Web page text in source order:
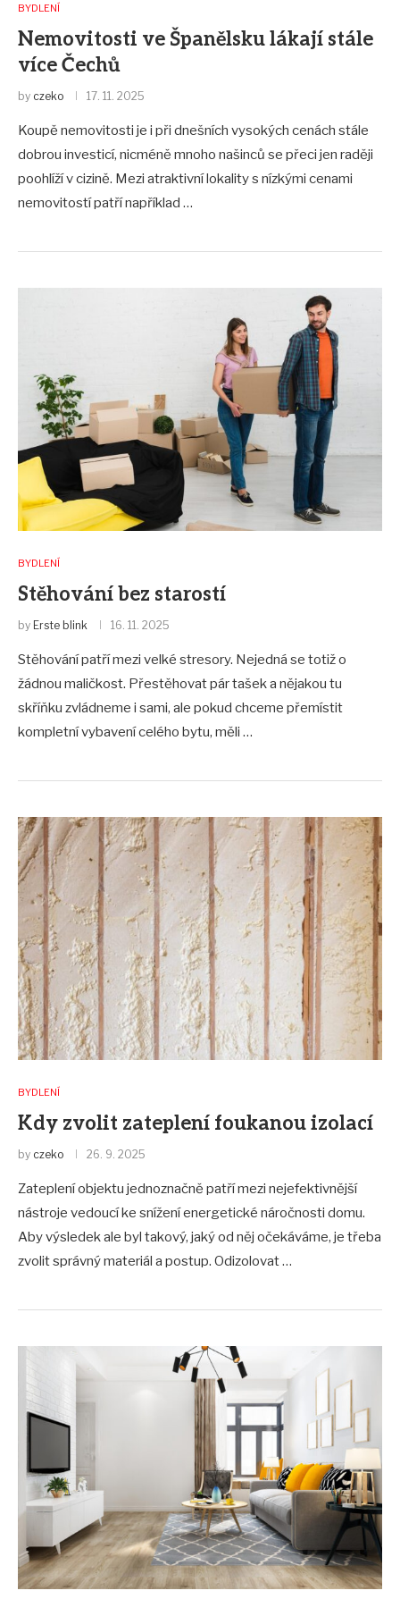
BYDLENÍ
Nemovitosti ve Španělsku lákají stále
více Čechů
by czeko 17. 11. 2025
Koupě nemovitosti je i při dnešních vysokých cenách stále
dobrou investicí, nicméně mnoho našinců se přeci jen raději
poohlíží v cizině. Mezi atraktivní lokality s nízkými cenami
nemovitostí patří například …
BYDLENÍ
Stěhování bez starostí
by Erste blink 16. 11. 2025
Stěhování patří mezi velké stresory. Nejedná se totiž o
žádnou maličkost. Přestěhovat pár tašek a nějakou tu
skříňku zvládneme i sami, ale pokud chceme přemístit
kompletní vybavení celého bytu, měli …
BYDLENÍ
Kdy zvolit zateplení foukanou izolací
by czeko 26. 9. 2025
Zateplení objektu jednoznačně patří mezi nejefektivnější
nástroje vedoucí ke snížení energetické náročnosti domu.
Aby výsledek ale byl takový, jaký od něj očekáváme, je třeba
zvolit správný materiál a postup. Odizolovat …